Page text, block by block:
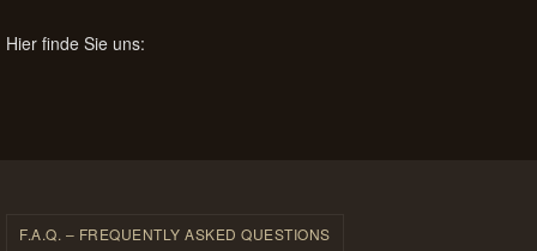
Hier finde Sie uns:
F.A.Q. – FREQUENTLY ASKED QUESTIONS